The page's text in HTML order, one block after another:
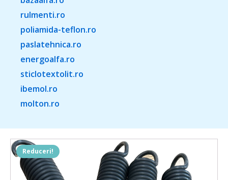
rulmenti.ro
poliamida-teflon.ro
paslatehnica.ro
energoalfa.ro
sticlotextolit.ro
ibemol.ro
molton.ro
Reduceri!